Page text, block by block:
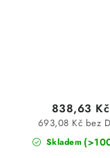
Skladem
693,08 Kč bez
838,63 Kč